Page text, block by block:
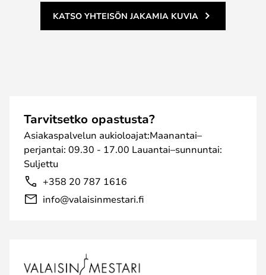
KATSO YHTEISÖN JAKAMIA KUVIA
Tarvitsetko opastusta?
Asiakaspalvelun aukioloajat:Maanantai–
perjantai: 09.30 - 17.00 Lauantai–sunnuntai:
Suljettu
+358 20 787 1616
info@valaisinmestari.fi